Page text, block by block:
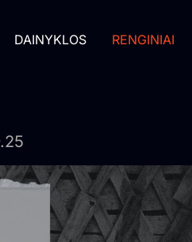
DAINYKLOS RENGINIAI